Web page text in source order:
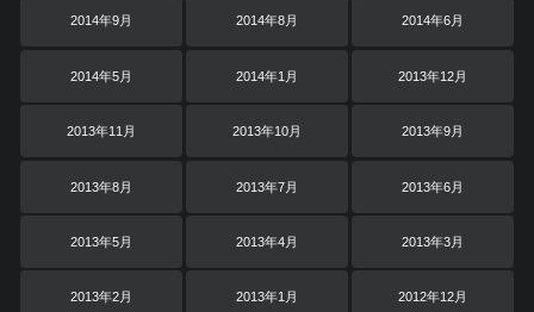
2014年9月 2014年8月 2014年6月
2014年5月 2014年1月 2013年12月
2013年11月 2013年10月 2013年9月
2013年8月 2013年7月 2013年6月
2013年5月 2013年4月 2013年3月
2013年2月 2013年1月 2012年12月